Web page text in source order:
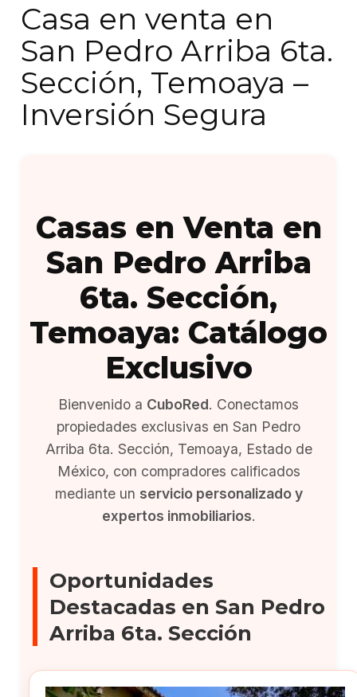
Casa en venta en
San Pedro Arriba 6ta.
Sección, Temoaya –
Inversión Segura
Casas en Venta en
San Pedro Arriba
6ta. Sección,
Temoaya: Catálogo
Exclusivo
Bienvenido a CuboRed. Conectamos
propiedades exclusivas en San Pedro
Arriba 6ta. Sección, Temoaya, Estado de
México, con compradores calificados
mediante un servicio personalizado y
expertos inmobiliarios.
Oportunidades
Destacadas en San Pedro
Arriba 6ta. Sección